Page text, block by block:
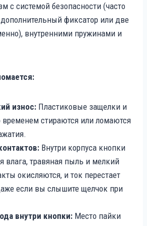
с системой безопасности (часто
фиксатор или две
внутренними пружинами и
износ: Пластиковые защелки и
временем стираются или ломаются
Внутри корпуса кнопки
влага, травяная пыль и мелкий
окисляются, и ток перестает
если вы слышите щелчок при
внутри кнопки: Место пайки